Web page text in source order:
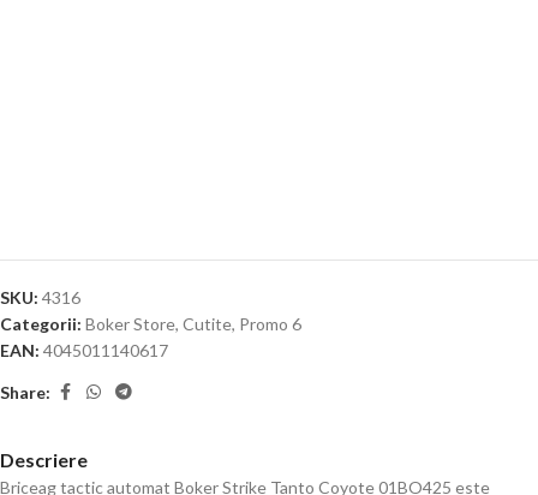
SKU: 4316
Categorii: Boker Store, Cutite, Promo 6
EAN: 4045011140617
Share:
Descriere
Briceag tactic automat Boker Strike Tanto Coyote 01BO425 este